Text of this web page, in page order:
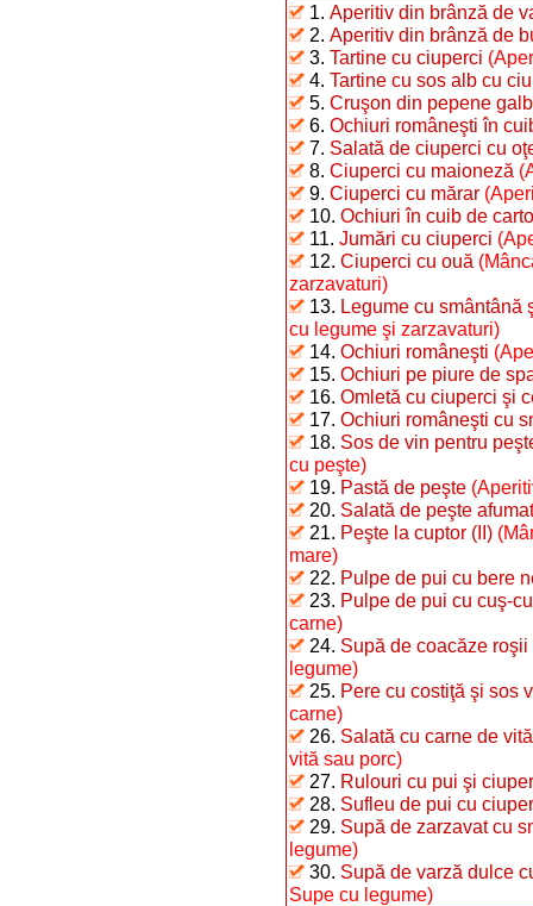
1. Aperitiv din brânză de
2. Aperitiv din brânză de
3. Tartine cu ciuperci
4. Tartine cu sos alb cu
5. Cruşon din pepene
6. Ochiuri româneşti în
7. Salată de ciuperci cu
8. Ciuperci cu maioneză
9. Ciuperci cu mărar
10. Ochiuri în cuib de
11. Jumări cu ciuperci
12. Ciuperci cu ouă
zarzavaturi)
13. Legume cu smântână
cu legume şi zarzavaturi)
14. Ochiuri româneşti
15. Ochiuri pe piure de
16. Omletă cu ciuperci şi
17. Ochiuri româneşti cu
18. Sos de vin pentru
cu peşte)
19. Pastă de peşte
20. Salată de peşte
21. Peşte la cuptor (II)
mare)
22. Pulpe de pui cu bere
23. Pulpe de pui cu cuş-
carne)
24. Supă de coacăze roşii
legume)
25. Pere cu costiţă şi sos
carne)
26. Salată cu carne de
vită sau porc)
27. Rulouri cu pui şi
28. Sufleu de pui cu
29. Supă de zarzavat cu
legume)
30. Supă de varză dulce
Supe cu legume)